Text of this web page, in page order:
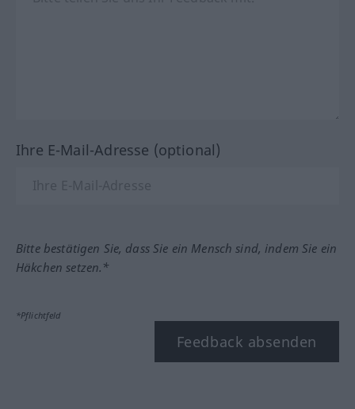
Ihre E-Mail-Adresse (optional)
Bitte bestätigen Sie, dass Sie ein Mensch sind, indem Sie ein
Häkchen setzen.*
*Pflichtfeld
Feedback absenden